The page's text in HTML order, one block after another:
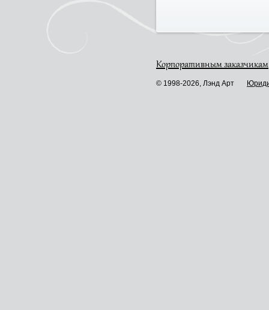
Корпоративным заказчикам
© 1998-2026, Лэнд Арт